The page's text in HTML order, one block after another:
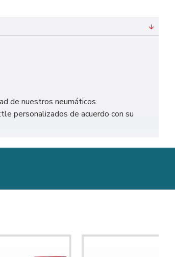
de nuestros neumáticos.
personalizados de acuerdo con su
Valencia, Sevilla, Málaga, etc.